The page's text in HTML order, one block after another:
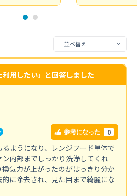
利用したい」と回答しました
参考になった 0
ようになり、レンジフード単体で
内部までしっかり洗浄してくれ
気力が上がったのがはっきり分か
に除去され、見た目まで綺麗にな